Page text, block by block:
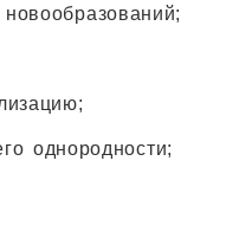
однородности;